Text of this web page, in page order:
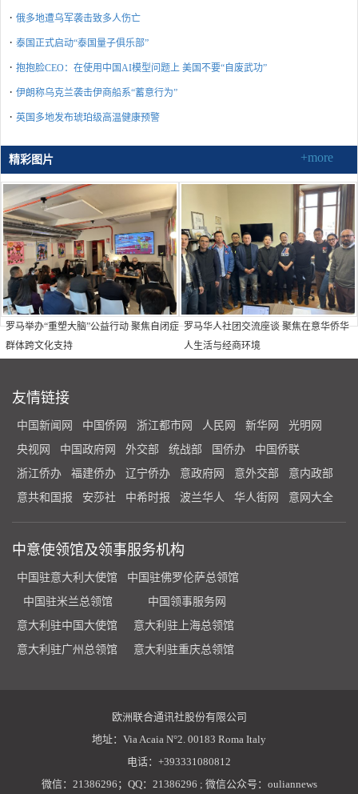
· 俄多地遭乌军袭击致多人伤亡
· 泰国正式启动“泰国量子俱乐部”
· 抱抱脸CEO：在使用中国AI模型问题上 美国不要“自废武功”
· 伊朗称乌克兰袭击伊商船系“蓄意行为”
· 英国多地发布琥珀级高温健康预警
精彩图片 +more
罗马举办“重塑大脑”公益行动 聚焦自闭症
群体跨文化支持
罗马华人社团交流座谈 聚焦在意华侨华
人生活与经商环境
友情链接
中国新闻网 中国侨网 浙江都市网 人民网 新华网
光明网
央视网
中国政府网 外交部 统战部 国侨办
中国侨联
浙江侨办
福建侨办 辽宁侨办 意政府网 意外交部
意内政部
意共和国报
安莎社 中希时报 波兰华人 华人街网 意网大全
中意使领馆及领事服务机构
中国驻意大利大使馆
中国驻佛罗伦萨总领馆
中国驻米兰总领馆
中国领事服务网
意大利驻中国大使馆
意大利驻上海总领馆
意大利驻广州总领馆
意大利驻重庆总领馆
欧洲联合通讯社股份有限公司
地址：Via Acaia N°2. 00183 Roma Italy
电话：+393331080812
微信：21386296；QQ：21386296 ; 微信公众号：ouliannews